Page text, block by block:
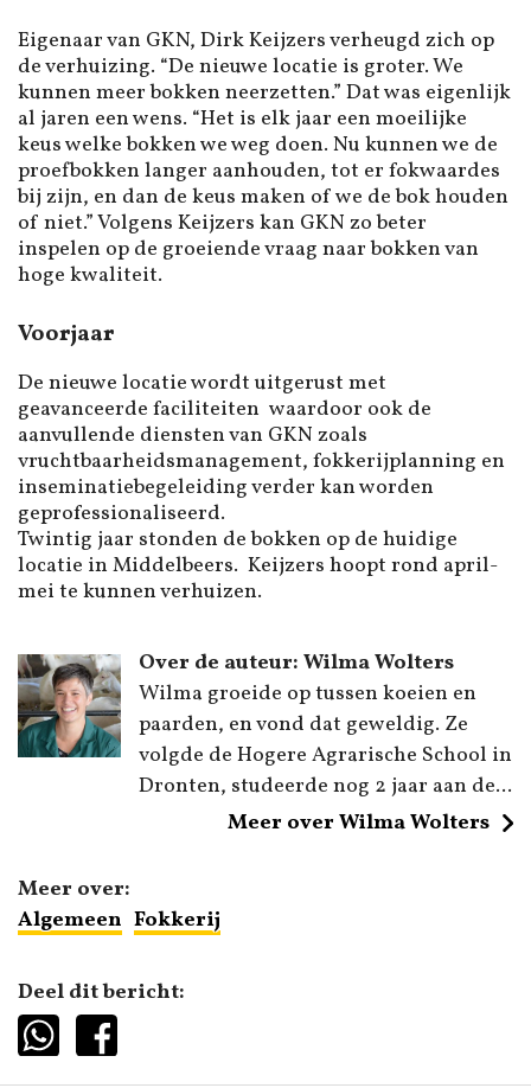
Eigenaar van GKN, Dirk Keijzers verheugd zich op
de verhuizing. “De nieuwe locatie is groter. We
kunnen meer bokken neerzetten.” Dat was eigenlijk
al jaren een wens. “Het is elk jaar een moeilijke
keus welke bokken we weg doen. Nu kunnen we de
proefbokken langer aanhouden, tot er fokwaardes
bij zijn, en dan de keus maken of we de bok houden
of niet.” Volgens Keijzers kan GKN zo beter
inspelen op de groeiende vraag naar bokken van
hoge kwaliteit.
Voorjaar
De nieuwe locatie wordt uitgerust met
geavanceerde faciliteiten waardoor ook de
aanvullende diensten van GKN zoals
vruchtbaarheidsmanagement, fokkerijplanning en
inseminatiebegeleiding verder kan worden
geprofessionaliseerd.
Twintig jaar stonden de bokken op de huidige
locatie in Middelbeers. Keijzers hoopt rond april-
mei te kunnen verhuizen.
Over de auteur: Wilma Wolters
Wilma groeide op tussen koeien en
paarden, en vond dat geweldig. Ze
volgde de Hogere Agrarische School in
Dronten, studeerde nog 2 jaar aan de...
Meer over Wilma Wolters
Meer over:
Algemeen Fokkerij
Deel dit bericht: